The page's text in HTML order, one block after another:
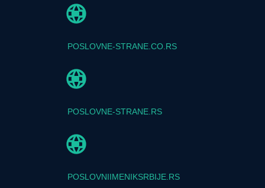
POSLOVNE-STRANE.CO.RS
POSLOVNE-STRANE.RS
POSLOVNIIMENIKSRBIJE.RS